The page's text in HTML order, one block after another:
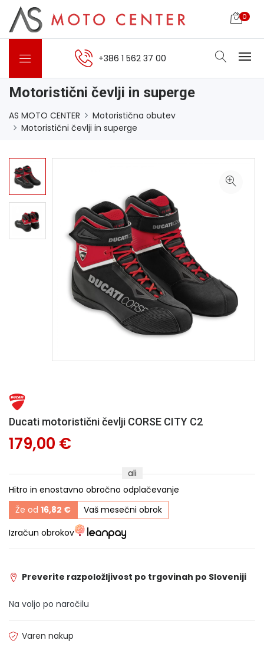
0
+386 1 562 37 00
Motoristični čevlji in superge
AS MOTO CENTER
Motoristična obutev
Motoristični čevlji in superge
Ducati motoristični čevlji CORSE CITY C2
179,00 €
ali
Hitro in enostavno obročno odplačevanje
Že od 16,82 €
Vaš mesečni obrok
Izračun obrokov
Preverite razpoložljivost po trgovinah po Sloveniji
Na voljo po naročilu
Varen nakup